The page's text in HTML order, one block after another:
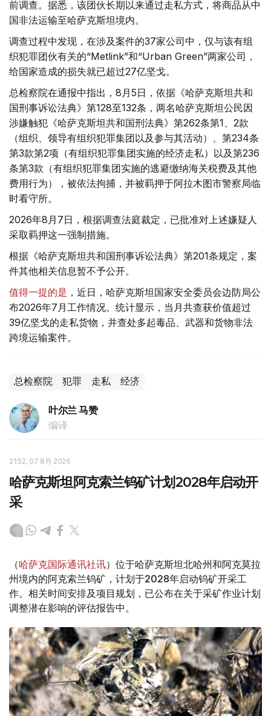
前调查。据悉，该团伙长期以来通过走私方式，将商品从中
国非法运输至哈萨克斯坦境内。
调查过程中发现，在涉及案件的37家公司中，仅与该有组
织犯罪团伙有关的“Metlink”和“Urban Green”两家公司，
给国家造成的损失就已超过27亿坚戈。
总检察院在通报中指出，8月5日，依据《哈萨克斯坦共和
国刑事诉讼法典》第128至132条，两名哈萨克斯坦公民因
涉嫌触犯《哈萨克斯坦共和国刑法典》第262条第1、2款
（组织、领导有组织犯罪集团以及参与其活动）、第234条
第3款第2项（有组织犯罪集团实施的经济走私）以及第236
条第3款（有组织犯罪集团实施的逃避缴纳海关税费及其他
费用行为），被依法拘捕，并被羁押于阿拉木图市警察局临
时看守所。
2026年8月7日，根据调查法庭裁定，已批准对上述嫌疑人
采取羁押这一强制措施。
根据《哈萨克斯坦共和国刑事诉讼法典》第201条规定，案
件其他相关信息暂不予公开。
值得一提的是 ，近日，哈萨克斯坦国家安全委员会边防局公
布2026年7月工作情况。统计显示，当月共查获价值超过
39亿坚戈的走私货物，并查处多起毒品、武器和货物非法
跨境运输案件。
总检察院 犯罪 走私 经济
叶尔兰 马赞
编译
21:52, 07 8月 2026
哈萨克斯坦阿克索兰钨矿计划2028年启动开
采
（哈萨克国际通讯社讯）位于哈萨克斯坦北哈州和阿克莫拉
州境内的阿克索兰钨矿，计划于2028年启动钨矿开采工
作。相关时间安排及项目规划，已公布在关于采矿作业计划
调整潜在影响的评估报告中。